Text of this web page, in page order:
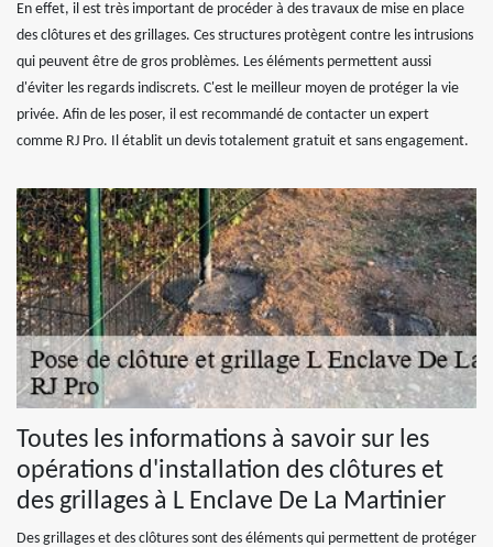
En effet, il est très important de procéder à des travaux de mise en place
des clôtures et des grillages. Ces structures protègent contre les intrusions
qui peuvent être de gros problèmes. Les éléments permettent aussi
d'éviter les regards indiscrets. C'est le meilleur moyen de protéger la vie
privée. Afin de les poser, il est recommandé de contacter un expert
comme RJ Pro. Il établit un devis totalement gratuit et sans engagement.
Toutes les informations à savoir sur les
opérations d'installation des clôtures et
des grillages à L Enclave De La Martinier
Des grillages et des clôtures sont des éléments qui permettent de protéger